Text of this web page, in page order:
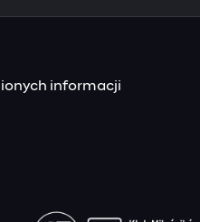
informacji